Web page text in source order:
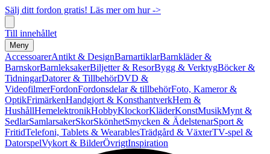
Sälj ditt fordon gratis! Läs mer om hur ->
Till innehållet
Meny
AccessoarerAntikt & DesignBarnartiklarBarnkläder &
BarnskorBarnleksakerBiljetter & ResorBygg & VerktygBöcker &
TidningarDatorer & TillbehörDVD &
VideofilmerFordonFordonsdelar & tillbehörFoto, Kameror &
OptikFrimärkenHandgjort & KonsthantverkHem &
HushållHemelektronikHobbyKlockorKläderKonstMusikMynt &
SedlarSamlarsakerSkorSkönhetSmycken & ÄdelstenarSport &
FritidTelefoni, Tablets & WearablesTrädgård & VäxterTV-spel &
DatorspelVykort & BilderÖvrigtInspiration